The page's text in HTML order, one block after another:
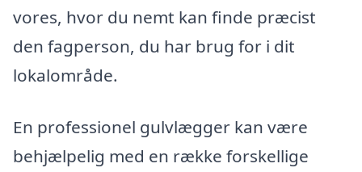
vores, hvor du nemt kan finde præcist
den fagperson, du har brug for i dit
lokalområde.
En professionel gulvlægger kan være
behjælpelig med en række forskellige